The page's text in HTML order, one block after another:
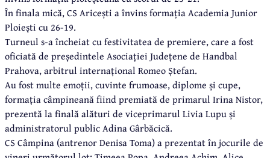
În finala mică, CS Aricești a învins formația Academia Junior
Ploiești cu 26-19.
Turneul s-a încheiat cu festivitatea de premiere, care a fost
oficiată de președintele Asociației Județene de Handbal
Prahova, arbitrul internațional Romeo Ștefan.
Au fost multe emoții, cuvinte frumoase, diplome și cupe,
formația câmpineană fiind premiată de primarul Irina Nistor,
prezentă la finală alături de viceprimarul Livia Lupu și
administratorul public Adina Gârbăcică.
CS Câmpina (antrenor Denisa Toma) a prezentat în jocurile de